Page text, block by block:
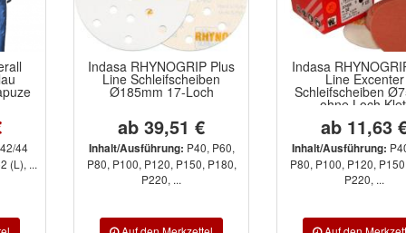
Indasa RHYNOGRIP Plus
Line Schleifscheiben
Ø185mm 17-Loch
ab 39,51 €
Inhalt/Ausführung:P40, P60,
P80, P100, P120, P150, P180,
Indasa RHYNOGRIP Red
Line Excenter
Schleifscheiben Ø75mm
ohne Loch Klett
ab 11,63 €
Inhalt/Ausführung:P40, P60,
P80, P100, P120, P150, P180,